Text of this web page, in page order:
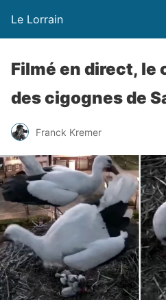
Le Lorrain
Filmé en direct, le
des cigognes de
Franck Kremer